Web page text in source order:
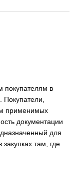
покупателям в
применимых
документации
для
там, где